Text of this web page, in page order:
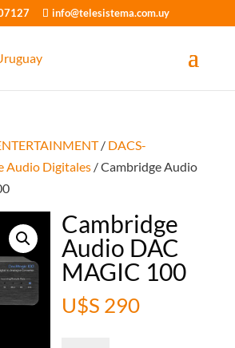
info@telesistema.com.uy
/ DACS-
Audio Digitales/ Cambridge Audio
Cambridge
Audio DAC
MAGIC 100
U$S 290